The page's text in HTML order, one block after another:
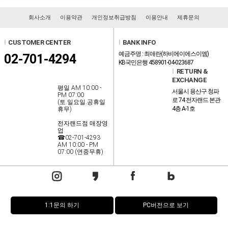
회사소개 이용약관 개인정보취급방침 이용안내 제휴문의
l CUSTOMER CENTER
02-701-4294
평일 AM 10:00 -
PM 07:00
(토.일요일.공휴일
휴무)
전자랜드점 매장영
업
☎02-701-4293
AM 10:00 - PM
07:00 (연중무휴)
l BANK INFO
예금주명 : 최애란(하비에이에스이엠)
KB국민은행 458901-04-023687
l RETURN &
EXCHANGE
서울시 용산구 청파
로 74 전자랜드 본관
4층 A-1호
1:1문의 하기 PC버전으로 보기